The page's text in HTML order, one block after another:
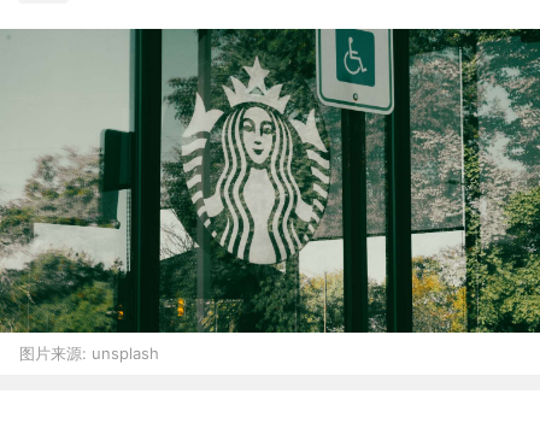
图片来源: unsplash